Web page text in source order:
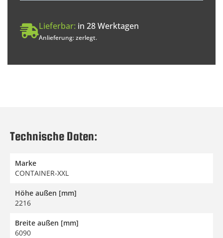
Lieferbar: in 28 Werktagen
Anlieferung: zerlegt.
Technische Daten:
Marke
CONTAINER-XXL
Höhe außen [mm]
2216
Breite außen [mm]
6090